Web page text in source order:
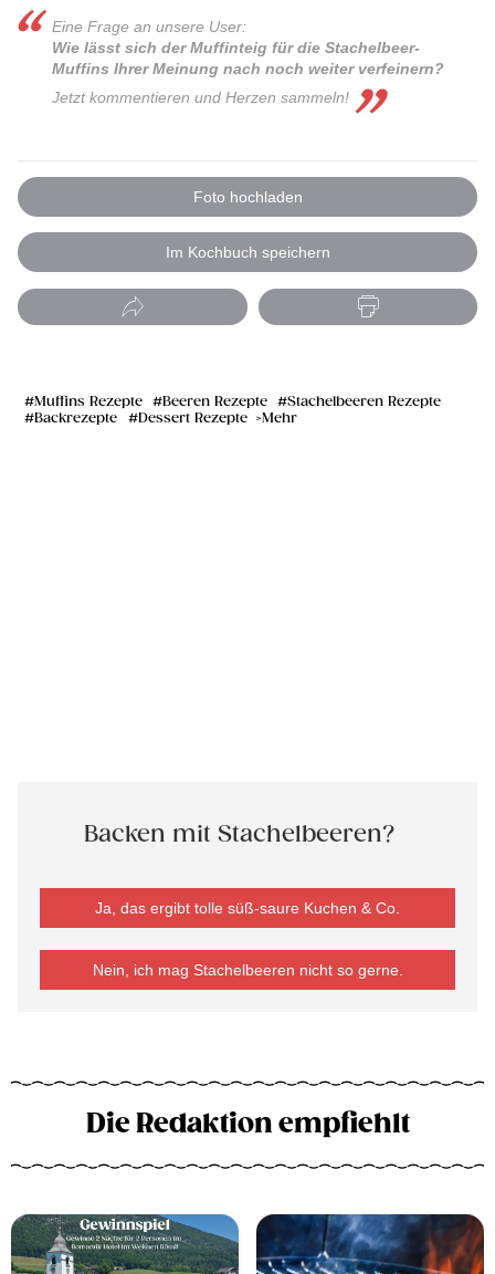
Eine Frage an unsere User:
Wie lässt sich der Muffinteig für die Stachelbeer-
Muffins Ihrer Meinung nach noch weiter verfeinern?
Jetzt kommentieren und Herzen sammeln!
Foto hochladen
Im Kochbuch speichern
Muffins Rezepte Beeren Rezepte
Stachelbeeren Rezepte
Backrezepte
Dessert Rezepte Mehr
Backen mit Stachelbeeren?
Ja, das ergibt tolle süß-saure Kuchen & Co.
Nein, ich mag Stachelbeeren nicht so gerne.
Die Redaktion empfiehlt